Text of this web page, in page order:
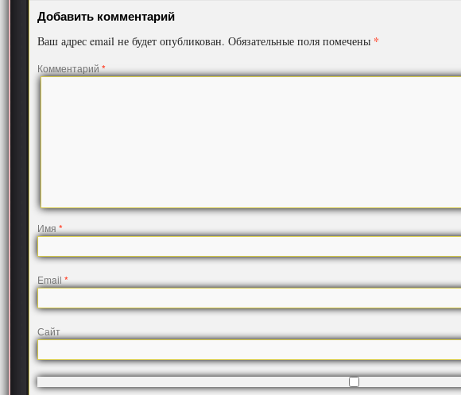
Добавить комментарий
Ваш адрес email не будет опубликован. Обязательные поля помечены *
Комментарий*
Имя*
Email*
Сайт